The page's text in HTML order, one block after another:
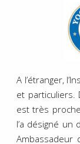
A l’étranger,
et particuliers.
est très
l’a désigné
Ambassadeur